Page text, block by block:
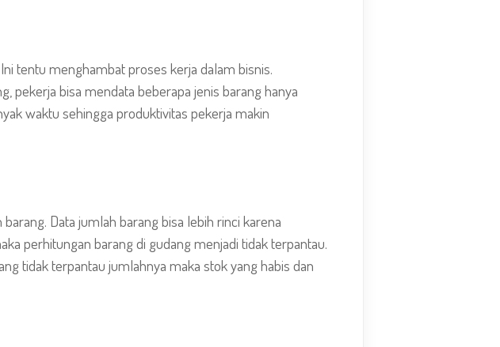
tentu menghambat proses kerja dalam bisnis.
pekerja bisa mendata beberapa jenis barang hanya
waktu sehingga produktivitas pekerja makin
Data jumlah barang bisa lebih rinci karena
perhitungan barang di gudang menjadi tidak terpantau.
tidak terpantau jumlahnya maka stok yang habis dan